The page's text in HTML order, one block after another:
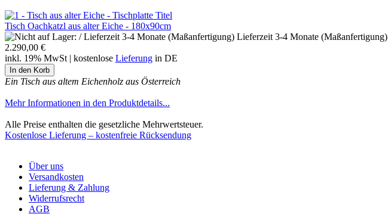
Tisch Oachkatzl aus alter Eiche - 180x90cm
Lieferzeit 3-4 Monate (Maßanfertigung)
2.290,00 €
inkl. 19% MwSt | kostenlose Lieferung in DE
Ein Tisch aus altem Eichenholz aus Österreich
Mehr Informationen in den Produktdetails...
Alle Preise enthalten die gesetzliche Mehrwertsteuer.
Kostenlose Lieferung – kostenfreie Rücksendung
Über uns
Versandkosten
Lieferung & Zahlung
Widerrufsrecht
AGB